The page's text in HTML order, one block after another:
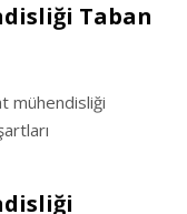
Taban
mühendisliği